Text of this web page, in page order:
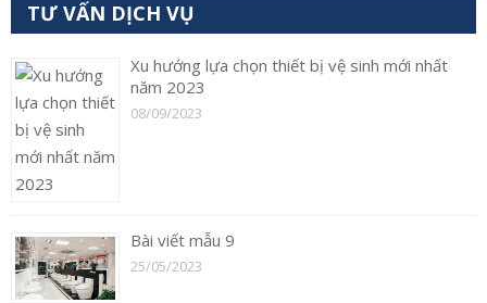
TƯ VẤN DỊCH VỤ
Xu hướng lựa chọn thiết bị vệ sinh mới nhất
năm 2023
08/09/2023
Bài viết mẫu 9
25/05/2023